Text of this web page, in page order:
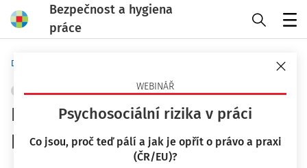
Bezpečnost a hygiena
práce
WEBINÁŘ
Psychosociální rizika v práci
Co jsou, proč teď pálí a jak je opřít o právo a praxi
(ČR/EU)?
Domů
ZEMĚDĚLSTVÍ A LESNICTVÍ + PŘIDAT VLASTNÍ
Lesnictví a poskytování první
pomoci